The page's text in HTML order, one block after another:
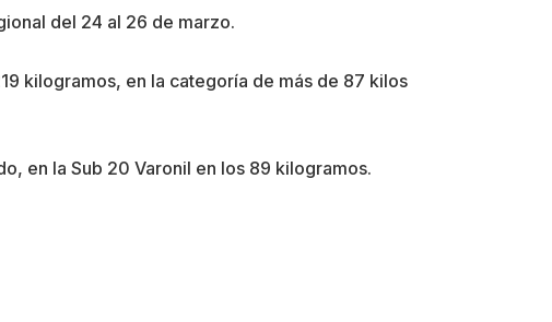
del 24 al 26 de marzo.
kilogramos, en la categoría de más de 87 kilos
en la Sub 20 Varonil en los 89 kilogramos.